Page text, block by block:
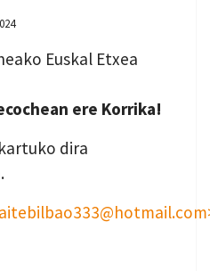
Euskal Etxea
ere Korrika!
dira